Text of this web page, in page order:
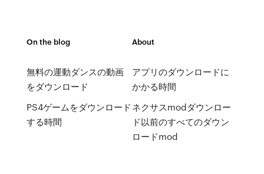
On the blog
無料の運動ダンスの動画
をダウンロード
PS4ゲームをダウンロード
する時間
About
アプリのダウンロードに
かかる時間
ネクサスmodダウンロー
ド以前のすべてのダウン
ロードmod